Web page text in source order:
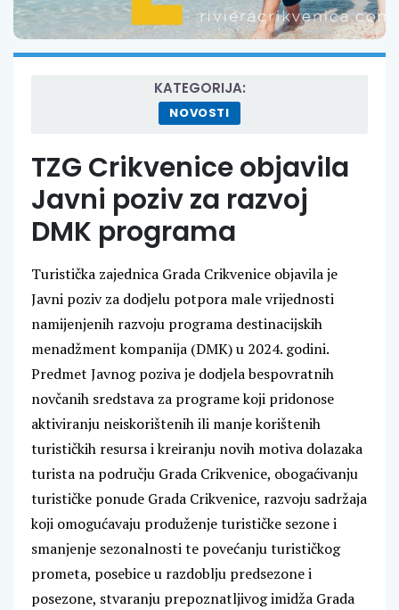
KATEGORIJA:
NOVOSTI
TZG Crikvenice objavila
Javni poziv za razvoj
DMK programa
Turistička zajednica Grada Crikvenice objavila je
Javni poziv za dodjelu potpora male vrijednosti
namijenjenih razvoju programa destinacijskih
menadžment kompanija (DMK) u 2024. godini.
Predmet Javnog poziva je dodjela bespovratnih
novčanih sredstava za programe koji pridonose
aktiviranju neiskorištenih ili manje korištenih
turističkih resursa i kreiranju novih motiva dolazaka
turista na području Grada Crikvenice, obogaćivanju
turističke ponude Grada Crikvenice, razvoju sadržaja
koji omogućavaju produženje turističke sezone i
smanjenje sezonalnosti te povećanju turističkog
prometa, posebice u razdoblju predsezone i
posezone, stvaranju prepoznatljivog imidža Grada